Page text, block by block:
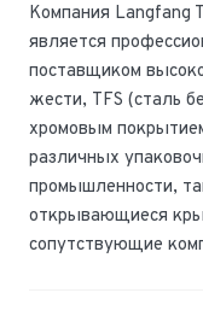
Компания Langfang
является
поставщиком
жести, TFS (сталь
хромовым
различных
промышленности,
открывающиеся
сопутствующие